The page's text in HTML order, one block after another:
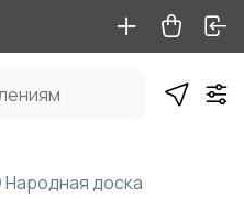
доска